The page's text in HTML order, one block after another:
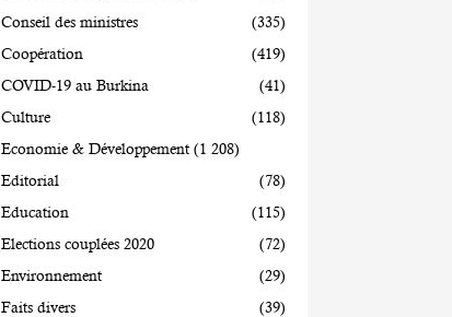
Conseil des ministres
(335)
Coopération
(419)
COVID-19 au Burkina
(41)
Culture
(118)
Economie & Développement (1 208)
Editorial
(78)
Education
(115)
Elections couplées 2020
(72)
Environnement
(29)
Faits divers
(39)